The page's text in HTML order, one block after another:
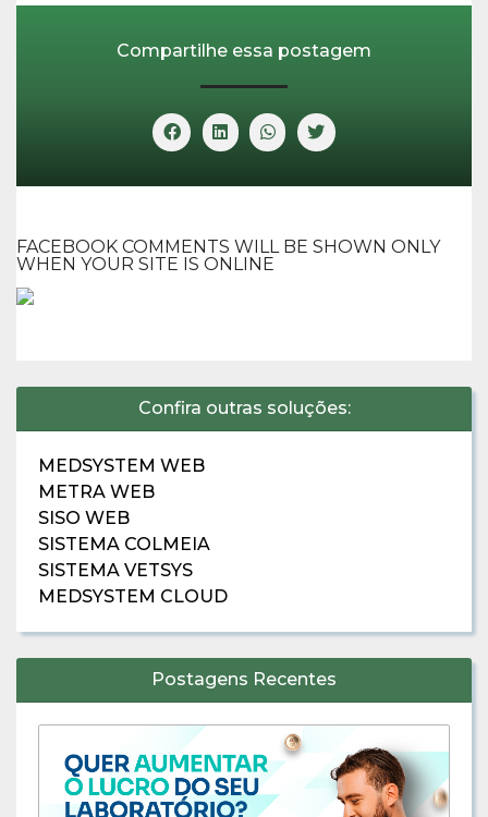
Compartilhe essa postagem
FACEBOOK COMMENTS WILL BE SHOWN ONLY
WHEN YOUR SITE IS ONLINE
Confira outras soluções:
MEDSYSTEM WEB
METRA WEB
SISO WEB
SISTEMA COLMEIA
SISTEMA VETSYS
MEDSYSTEM CLOUD
Postagens Recentes